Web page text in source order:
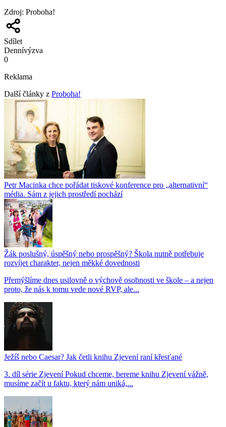
Zdroj: Proboha!
Sdílet
Dennívýzva
0
Reklama
Další články z Proboha!
Petr Macinka chce pořádat tiskové konference pro „alternativní“
média. Sám z jejich prostředí pochází
Žák poslušný, úspěšný nebo prospěšný? Škola nutně potřebuje
rozvíjet charakter, nejen měkké dovednosti
Přemýšlíme dnes usilovně o výchově osobnosti ve škole – a nejen
proto, že nás k tomu vede nové RVP, ale...
Ježíš nebo Caesar? Jak četli knihu Zjevení raní křesťané
3. díl série Zjevení Pokud chceme, bereme knihu Zjevení vážně,
musíme začít u faktu, který nám uniká,...